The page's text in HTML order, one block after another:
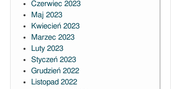
Czerwiec 2023
Maj 2023
Kwiecień 2023
Marzec 2023
Luty 2023
Styczeń 2023
Grudzień 2022
Listopad 2022